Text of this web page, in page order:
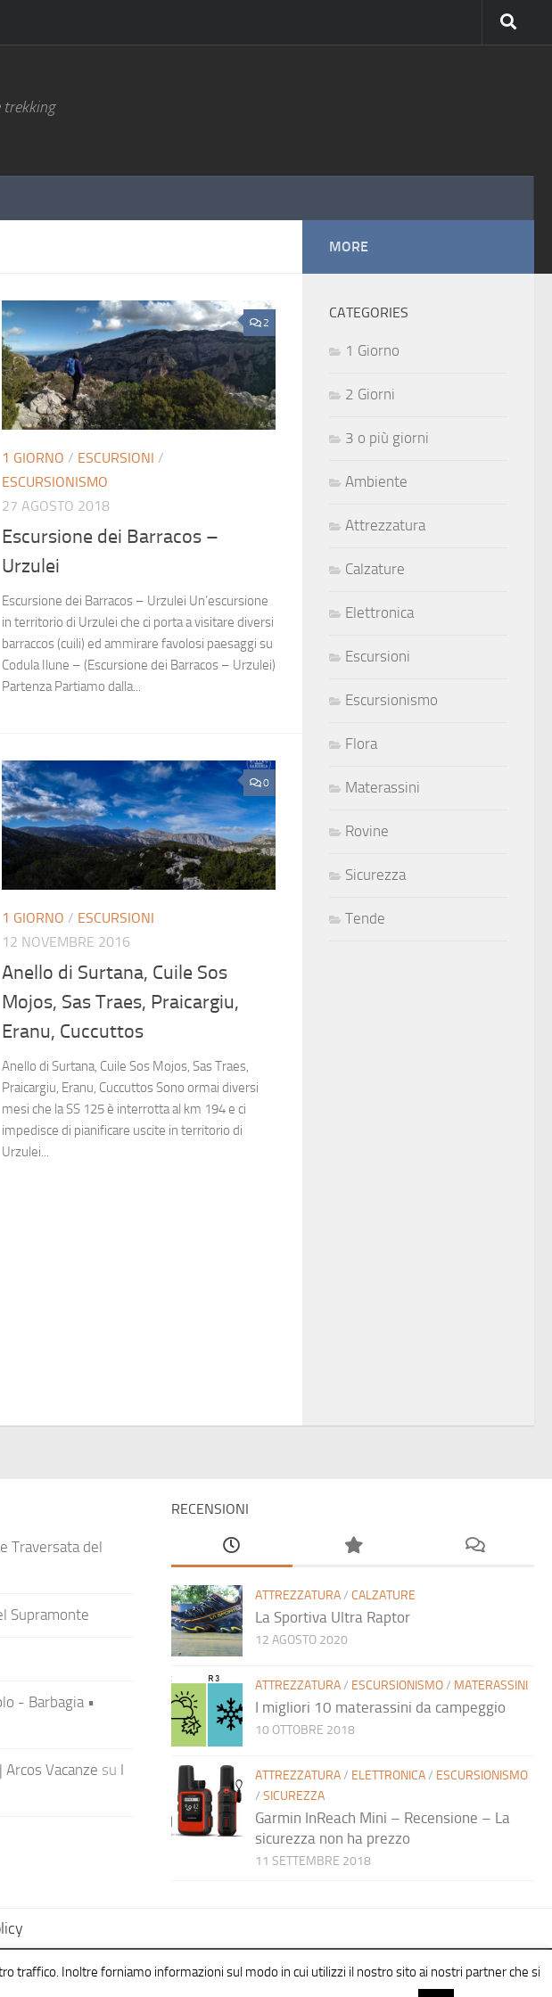
trekking
2
1 GIORNO / ESCURSIONI /
ESCURSIONISMO
27 AGOSTO 2018
Escursione dei Barracos –
Urzulei
Escursione dei Barracos – Urzulei Un’escursione
in territorio di Urzulei che ci porta a visitare diversi
barraccos (cuili) ed ammirare favolosi paesaggi su
Codula Ilune – (Escursione dei Barracos – Urzulei)
Partenza Partiamo dalla...
0
1 GIORNO / ESCURSIONI
12 NOVEMBRE 2016
Anello di Surtana, Cuile Sos
Mojos, Sas Traes, Praicargiu,
Eranu, Cuccuttos
Anello di Surtana, Cuile Sos Mojos, Sas Traes,
Praicargiu, Eranu, Cuccuttos Sono ormai diversi
mesi che la SS 125 è interrotta al km 194 e ci
impedisce di pianificare uscite in territorio di
Urzulei...
MORE
CATEGORIES
1 Giorno
2 Giorni
3 o più giorni
Ambiente
Attrezzatura
Calzature
Elettronica
Escursioni
Escursionismo
Flora
Materassini
Rovine
Sicurezza
Tende
Traversata del
Supramonte
- Barbagia •
Arcos Vacanze su I
RECENSIONI
ATTREZZATURA/CALZATURE
La Sportiva Ultra Raptor
12 AGOSTO 2020
ATTREZZATURA/ ESCURSIONISMO/ MATERASSINI
I migliori 10 materassini da campeggio
10 OTTOBRE 2018
ATTREZZATURA/ ELETTRONICA/ ESCURSIONISMO
/SICUREZZA
Garmin InReach Mini – Recensione – La
sicurezza non ha prezzo
11 SETTEMBRE 2018
traffico. Inoltre forniamo informazioni sul modo in cui utilizzi il nostro sito ai nostri partner che si